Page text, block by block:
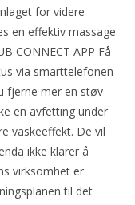
for videre
en effektiv massage
CONNECT APP Få
via smarttelefonen
fjerne mer en støv
en avfetting under
vaskeeffekt. De vil
ikke klarer å
virksomhet er
til det